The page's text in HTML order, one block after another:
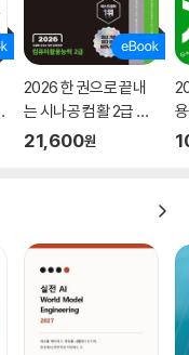
2026 한 권으로 끝내
는 시나공 컴활 2급 필
기+실기
21,600원